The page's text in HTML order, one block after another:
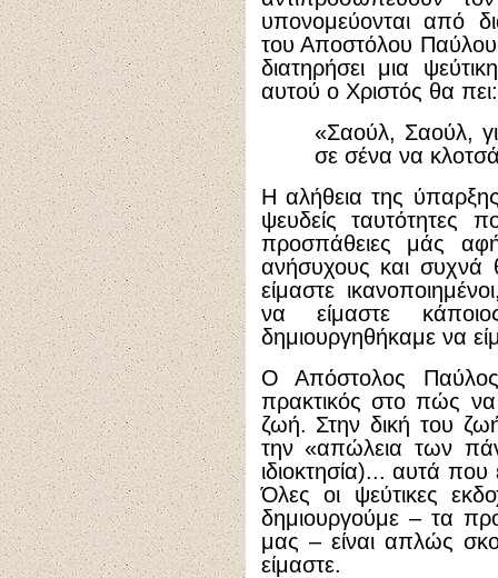
υπονομεύονται από
του Αποστόλου Παύλου
διατηρήσει μια
αυτού ο Χριστός θα πει:
«Σαούλ, Σαούλ,
σε σένα να
Η αλήθεια της
ψευδείς ταυτότητες
προσπάθειες μάς
ανήσυχους και
είμαστε
να είμαστε
δημιουργηθήκαμε να
Ο Απόστολος
πρακτικός στο πώς να
ζωή. Στην δική του
την «απώλεια των
ιδιοκτησία)... αυτά
Όλες οι ψεύτικες
δημιουργούμε – τα
μας – είναι απλώς
είμαστε.